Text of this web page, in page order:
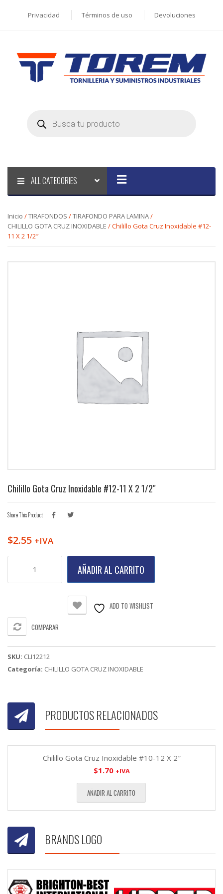
Privacidad Términos de uso Devoluciones
search
ALL CATEGORIES
Inicio /TIRAFONDOS /TIRAFONDO PARA LAMINA/
CHILILLO GOTA CRUZ INOXIDABLE / Chilillo Gota Cruz Inoxidable #12-
11 X 2 1/2″
Chilillo Gota Cruz Inoxidable #12-11 X 2 1/2″
Share This Product
$2.55 +IVA
X
AÑADIR AL CARRITO
ADD TO WISHLIST
COMPARAR
SKU: CLI12212
Categoría: CHILILLO GOTA CRUZ INOXIDABLE
PRODUCTOS RELACIONADOS
Chilillo Gota Cruz Inoxidable #10-12 X 2″
$1.70 +IVA
AÑADIR AL CARRITO
BRANDS LOGO